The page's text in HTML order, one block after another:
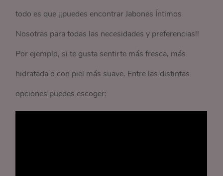
todo es que ¡¡puedes encontrar Jabones Íntimos
Nosotras para todas las necesidades y preferencias!!
Por ejemplo, si te gusta sentirte más fresca, más
hidratada o con piel más suave. Entre las distintas
opciones puedes escoger: